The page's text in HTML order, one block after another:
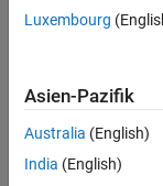
Luxembourg
Asien-Pazifik
Australia (English)
India (English)